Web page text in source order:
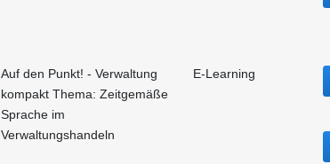
Auf den Punkt! - Verwaltung
kompakt Thema: Zeitgemäße
Sprache im
Verwaltungshandeln
E-Learning